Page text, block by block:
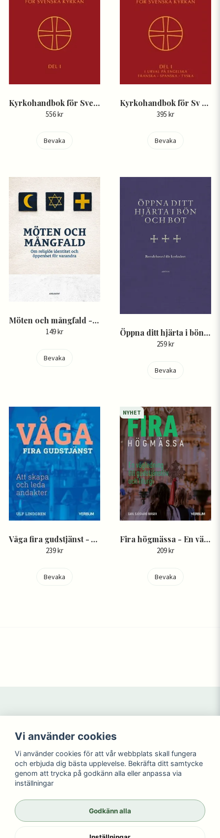
Kyrkohandbok för Svenska kyrkan Del II
556 kr
Bevaka
Kyrkohandbok för Sv kyrkan Del 1 i urval på eng, fr, sp, ty
395 kr
Bevaka
Möten och mångfald - Om religiös identitet och öppenhet för varandra
149 kr
Bevaka
Öppna ditt hjärta i bön och bot - Beredelseord för kyrkoåret
259 kr
Bevaka
Våga fira gudstjänst - Att skapa och leda andakter - Ulf Lindgren
239 kr
Bevaka
Fira högmässa - En vägledning till gudstjänstliv och liturgi - Carl Sjösvärd Birger
209 kr
Bevaka
NYHET
Köpvillkor
NYHETER
KAMPANJ
Logga in
Registrera dig
Glömt lösenord?
Sociala medier
Vi använder cookies
Vi använder cookies för att vår webbplats skall fungera
och erbjuda dig bästa upplevelse. Bekräfta ditt samtycke
genom att trycka på godkänn alla eller anpassa via
inställningar
Godkänn alla